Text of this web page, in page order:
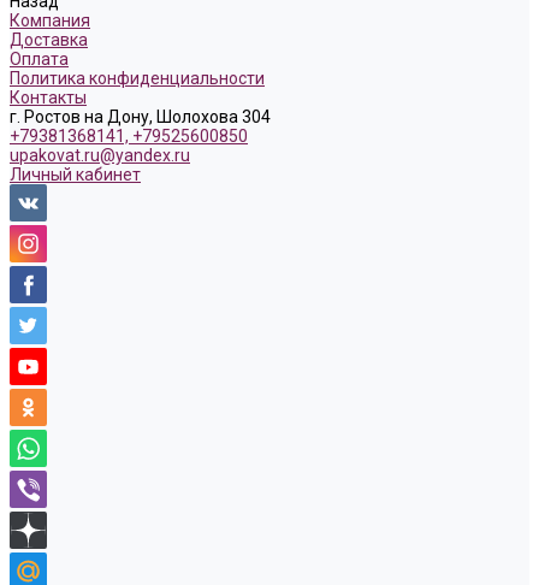
Компания
Доставка
Оплата
Политика конфиденциальности
Контакты
г. Ростов на Дону, Шолохова 304
+79381368141, +79525600850
upakovat.ru@yandex.ru
Личный кабинет